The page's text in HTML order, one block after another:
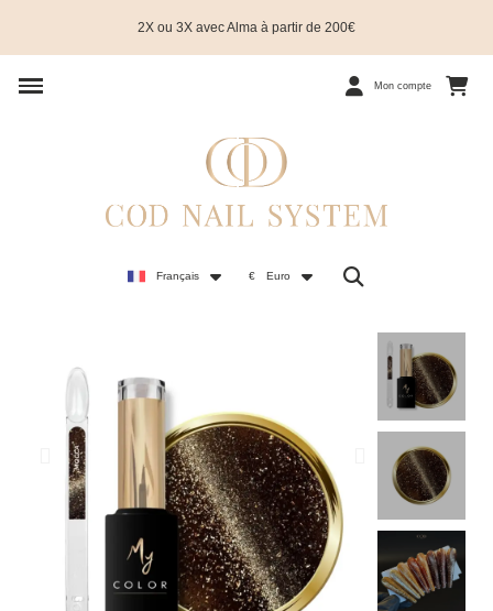
2X ou 3X avec Alma à partir de 200€
Mon compte
Français € Euro